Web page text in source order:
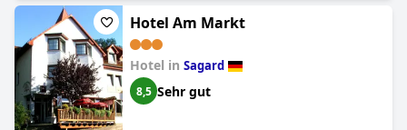
Hotel Am Markt
Hotel in Sagard
8,5 Sehr gut